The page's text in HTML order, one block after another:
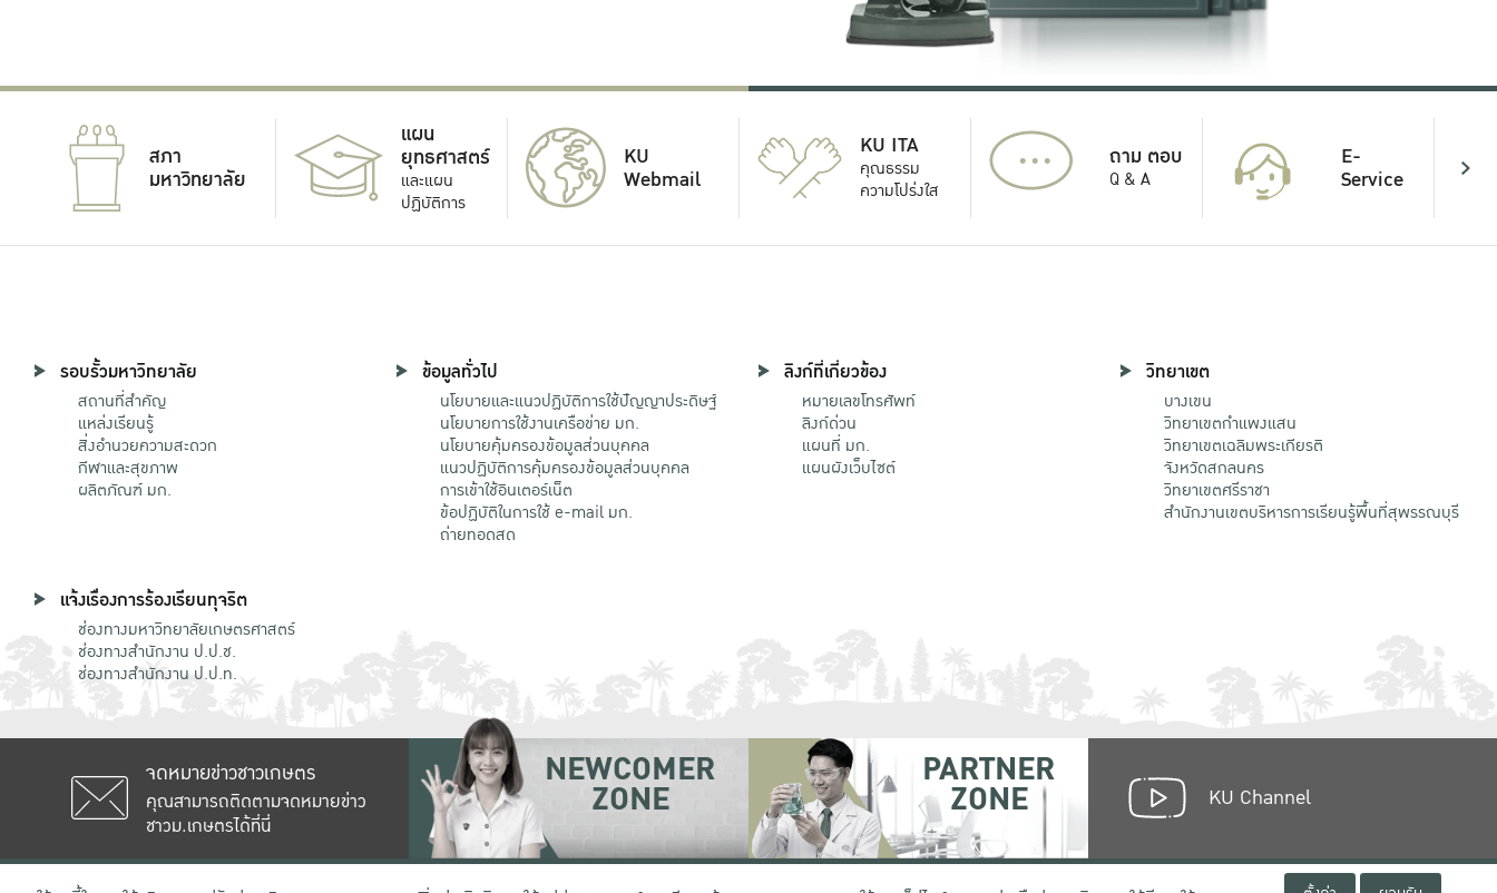
สภา
มหาวิทยาลัย
แผน
ยุทธศาสตร์
และแผน
ปฏิบัติการ
KU
Webmail
KU ITA
คุณธรรม
ความโปร่งใส
... ถาม ตอบ
Q & A
E-
Service
รอบรั้วมหาวิทยาลัย
สถานที่สำคัญ
แหล่งเรียนรู้
สิ่งอำนวยความสะดวก
กีฬาและสุขภาพ
ผลิตภัณฑ์ มก.
ข้อมูลทั่วไป
นโยบายและแนวปฏิบัติการใช้ปัญญาประดิษฐ์
นโยบายการใช้งานเครือข่าย มก.
นโยบายคุ้มครองข้อมูลส่วนบุคคล
แนวปฏิบัติการคุ้มครองข้อมูลส่วนบุคคล
การเข้าใช้อินเตอร์เน็ต
ข้อปฏิบัติในการใช้ e-mail มก.
ถ่ายทอดสด
ลิงก์ที่เกี่ยวข้อง
หมายเลขโทรศัพท์
ลิงก์ด่วน
แผนที่ มก.
แผนผังเว็บไซต์
วิทยาเขต
บางเขน
วิทยาเขตกําแพงแสน
วิทยาเขตเฉลิมพระเกียรติ
จังหวัดสกลนคร
วิทยาเขตศรีราชา
สำนักงานเขตบริหารการเรียนรู้พื้นที่สุพรรณบุรี
แจ้งเรื่องการร้องเรียนทุจริต
ช่องทางมหาวิทยาลัยเกษตรศาสตร์
ช่องทางสำนักงาน ป.ป.ช.
ช่องทางสำนักงาน ป.ป.ท.
จดหมายข่าวชาวเกษตร
คุณสามารถติดตามจดหมายข่าว
ชาวม.เกษตรได้ที่นี่
NEWCOMER
ZONE
PARTNER
ZONE KU Channel